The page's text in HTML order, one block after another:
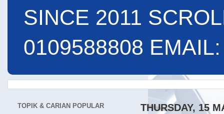
SINCE 2011
0109588808
THURSDAY, 15
TOPIK & CARIAN POPULAR